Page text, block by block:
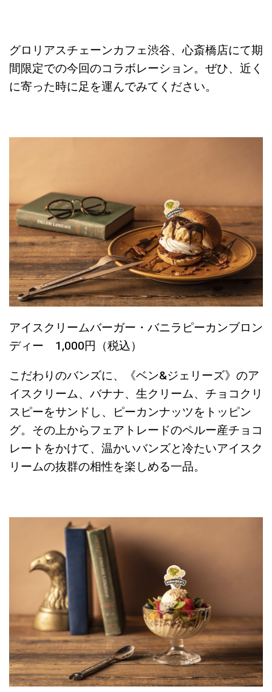
グロリアスチェーンカフェ渋谷、心斎橋店にて期
間限定での今回のコラボレーション。ぜひ、近く
に寄った時に足を運んでみてください。
アイスクリームバーガー・バニラピーカンブロン
ディー 1,000円（税込）
こだわりのバンズに、《ベン&ジェリーズ》のア
イスクリーム、バナナ、生クリーム、チョコクリ
スピーをサンドし、ピーカンナッツをトッピン
グ。その上からフェアトレードのペルー産チョコ
レートをかけて、温かいバンズと冷たいアイスク
リームの抜群の相性を楽しめる一品。